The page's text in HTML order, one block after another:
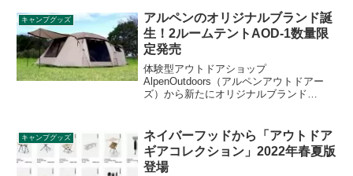
以上の大きさでレイアウトし、存在感を
高めた特別なデザインです。詳細をレビ
ューします。
キャンプグッズ
アルペンのオリジナルブランド誕
生！2ルームテントAOD-1数量限
定発売
体験型アウトドアショップ
AlpenOutdoors（アルペンアウトドアー
ズ）から新たにオリジナルブランド
ンドからオリジナル商品である2ルームテ
ントAOD-1も数量限定で販売されます。
詳細をレビューします。
キャンプグッズ
ネイバーフッドから「アウトドア
ギアコレクション」2022年春夏版
登場